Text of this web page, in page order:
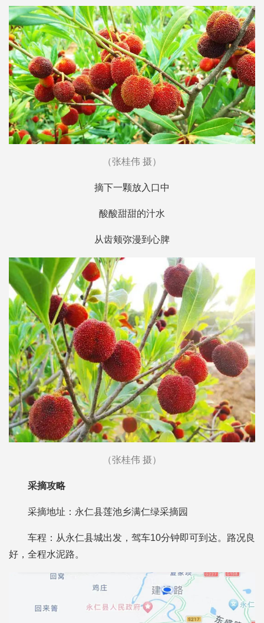
（张桂伟 摄）
摘下一颗放入口中
酸酸甜甜的汁水
从齿颊弥漫到心脾
（张桂伟 摄）
采摘攻略
采摘地址：永仁县莲池乡满仁绿采摘园
车程：从永仁县城出发，驾车10分钟即可到达。路况良
好，全程水泥路。